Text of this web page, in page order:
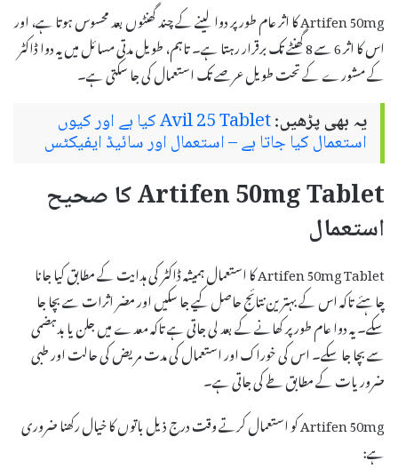
Artifen 50mg کا اثر عام طور پر دوا لینے کے چند گھنٹوں بعد محسوس ہوتا ہے، اور
اس کا اثر 6 سے 8 گھنٹے تک برقرار رہتا ہے۔ تاہم، طویل مدتی مسائل میں یہ دوا ڈاکٹر
کے مشورے کے تحت طویل عرصے تک استعمال کی جا سکتی ہے۔
یہ بھی پڑھیں: Avil 25 Tablet کیا ہے اور کیوں
استعمال کیا جاتا ہے – استعمال اور سائیڈ ایفیکٹس
Artifen 50mg Tablet کا صحیح
استعمال
Artifen 50mg Tablet کا استعمال ہمیشہ ڈاکٹر کی ہدایت کے مطابق کیا جانا
چاہئے تاکہ اس کے بہترین نتائج حاصل کیے جا سکیں اور مضر اثرات سے بچا جا
سکے۔ یہ دوا عام طور پر کھانے کے بعد لی جاتی ہے تاکہ معدے میں جلن یا بدہضمی
سے بچا جا سکے۔ اس کی خوراک اور استعمال کی مدت مریض کی حالت اور طبی
ضروریات کے مطابق طے کی جاتی ہے۔
Artifen 50mg کو استعمال کرتے وقت درج ذیل باتوں کا خیال رکھنا ضروری
ہے: